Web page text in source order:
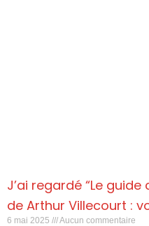
J’ai regardé “Le
de Arthur Villecourt :
6 mai 2025 Aucun commentaire